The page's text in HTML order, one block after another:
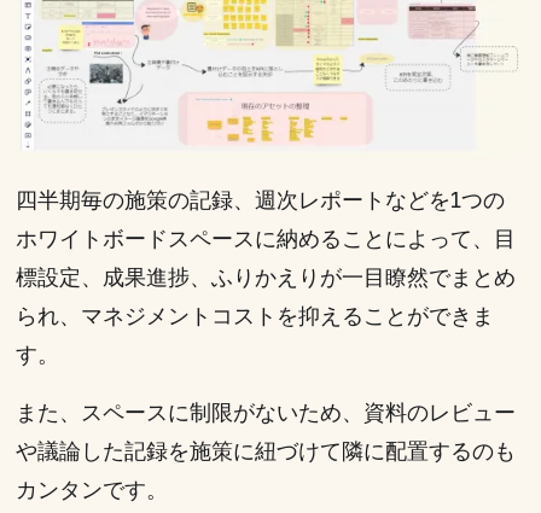
四半期毎の施策の記録、週次レポートなどを1つの
ホワイトボードスペースに納めることによって、目
標設定、成果進捗、ふりかえりが一目瞭然でまとめ
られ、マネジメントコストを抑えることができま
す。
また、スペースに制限がないため、資料のレビュー
や議論した記録を施策に紐づけて隣に配置するのも
カンタンです。